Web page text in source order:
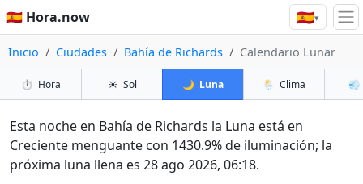
🇪🇸 Hora.now 🇪🇸▾
Inicio Ciudades Bahía de Richards Calendario Lunar
⏱️ Hora ☀️ Sol 🌙 Luna 🌦️ Clima 💨
Esta noche en Bahía de Richards la Luna está en
Creciente menguante con 1430.9% de iluminación; la
próxima luna llena es 28 ago 2026, 06:18.